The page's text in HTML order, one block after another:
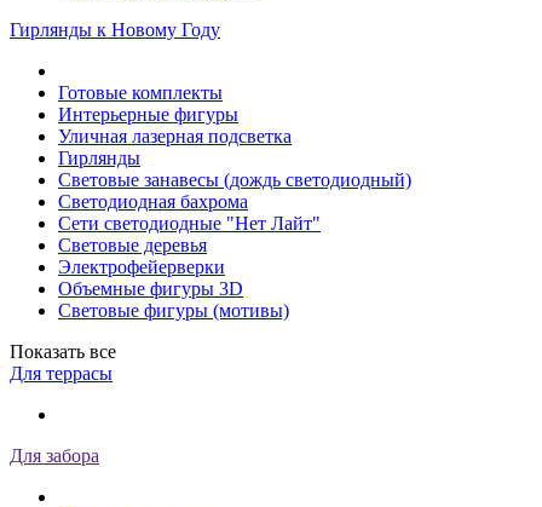
Гирлянды к Новому Году
Готовые комплекты
Интерьерные фигуры
Уличная лазерная подсветка
Гирлянды
Световые занавесы (дождь светодиодный)
Светодиодная бахрома
Сети светодиодные "Нет Лайт"
Световые деревья
Электрофейерверки
Объемные фигуры 3D
Световые фигуры (мотивы)
Показать все
Для террасы
Для забора